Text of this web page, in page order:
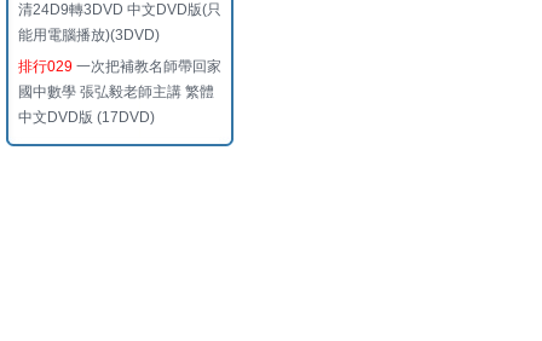
清24D9轉3DVD 中文DVD版(只
能用電腦播放)(3DVD)
排行029 一次把補教名師帶回家
國中數學 張弘毅老師主講 繁體
中文DVD版 (17DVD)